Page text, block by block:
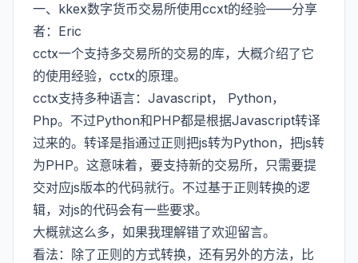
一、kkex数字货币交易所使用ccxt的经验——分享
者：Eric
cctx一个支持多交易所的交易的库，大概介绍了它
的使用经验，cctx的原理。
cctx支持多种语言：Javascript， Python，
Php。不过Python和PHP都是根据Javascript转译
过来的。转译是指通过正则把js转为Python，把js转
为PHP。这意味着，要支持新的交易所，只需要提
交对应js版本的代码就行。不过基于正则转换的逻
辑，对js的代码会有一些要求。
大概就这么多，如果我理解错了欢迎留言。
看法：除了正则的方式转换，还有另外的方法，比